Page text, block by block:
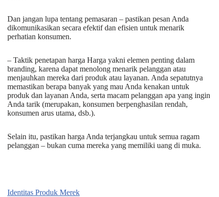
Dan jangan lupa tentang pemasaran – pastikan pesan Anda
dikomunikasikan secara efektif dan efisien untuk menarik
perhatian konsumen.
– Taktik penetapan harga Harga yakni elemen penting dalam
branding, karena dapat menolong menarik pelanggan atau
menjauhkan mereka dari produk atau layanan. Anda sepatutnya
memastikan berapa banyak yang mau Anda kenakan untuk
produk dan layanan Anda, serta macam pelanggan apa yang ingin
Anda tarik (merupakan, konsumen berpenghasilan rendah,
konsumen arus utama, dsb.).
Selain itu, pastikan harga Anda terjangkau untuk semua ragam
pelanggan – bukan cuma mereka yang memiliki uang di muka.
Identitas Produk Merek